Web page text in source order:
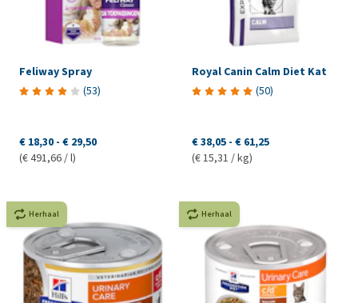
Feliway Spray
(53)
€ 18,30 - € 29,50
(€ 491,66 / l)
Royal Canin Calm Diet Kat
(50)
€ 38,05 - € 61,25
(€ 15,31 / kg)
Herhaal Herhaal